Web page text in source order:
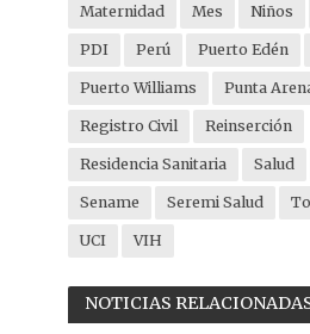
Maternidad Mes Niños
PDI Perú Puerto Edén
Puerto Williams Punta
Registro Civil Reinserción
Residencia Sanitaria Salud
Sename Seremi Salud
UCI VIH
NOTICIAS